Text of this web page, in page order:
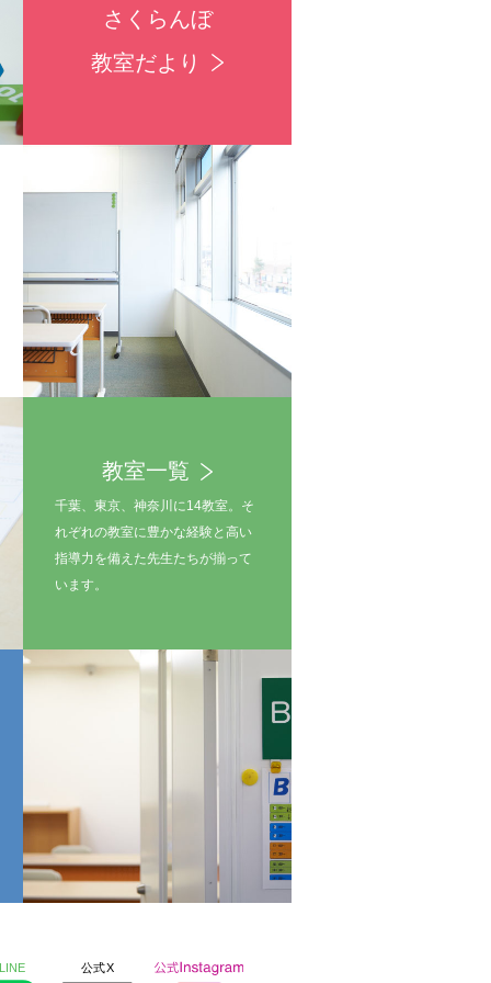
さくらんぼ
教室だより
教室一覧
千葉、東京、神奈川に14教室。そ
れぞれの教室に豊かな経験と高い
指導力を備えた先生たちが揃って
います。